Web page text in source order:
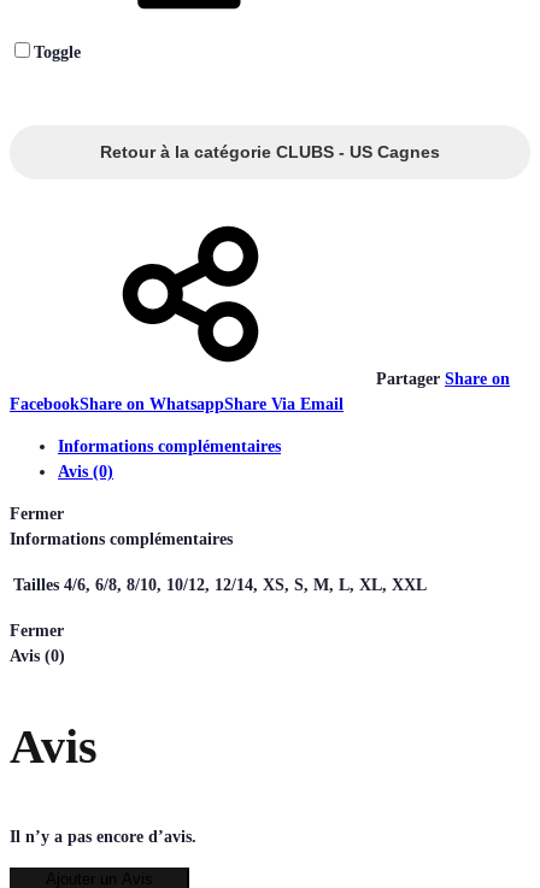
Toggle
Retour à la catégorie CLUBS - US Cagnes
Partager Share on
FacebookShare on WhatsappShare Via Email
Informations complémentaires
Avis (0)
Fermer
Informations complémentaires
Tailles 4/6, 6/8, 8/10, 10/12, 12/14, XS, S, M, L, XL, XXL
Fermer
Avis (0)
Avis
Il n’y a pas encore d’avis.